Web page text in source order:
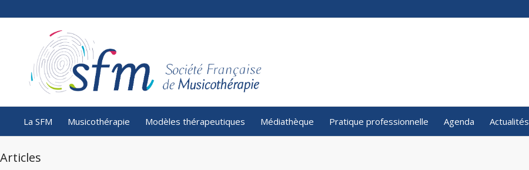
La SFM Musicothérapie Modèles thérapeutiques Médiathèque Pratique professionnelle Agenda Actualités
Articles